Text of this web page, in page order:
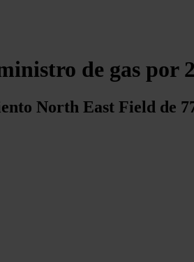
de gas por
North East Field de